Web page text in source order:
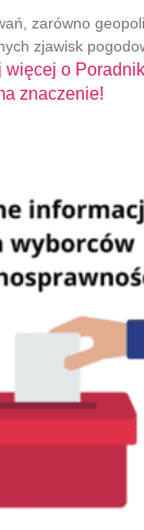
zarówno
zjawisk
więcej o
znaczenie!